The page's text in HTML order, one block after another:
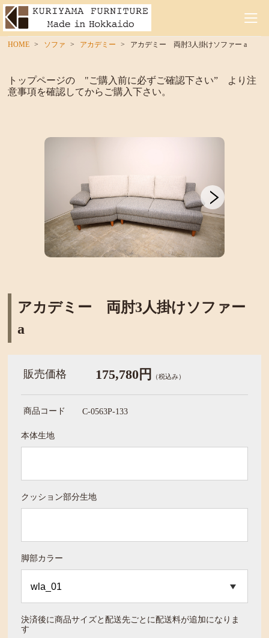
HOME ソファ アカデミー アカデミー 両肘3人掛けソファー a
トップページの "ご購入前に必ずご確認下さい” より注
意事項を確認してからご購入下さい。
アカデミー 両肘3人掛けソファー
a
販売価格 175,780円 （税込み）
商品コード C-0563P-133
本体生地
クッション部分生地
脚部カラー
決済後に商品サイズと配送先ごとに配送料が追加になりま
す